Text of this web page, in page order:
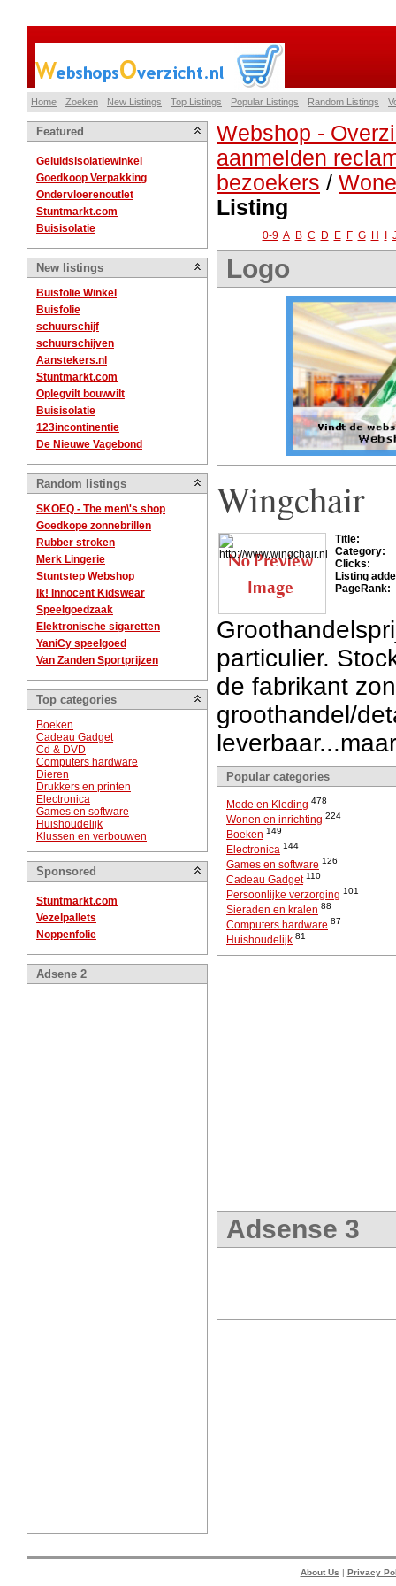
Home Zoeken New Listings Top Listings Popular Listings Random Listings
Featured
Geluidsisolatiewinkel
Goedkoop Verpakking
Ondervloerenoutlet
Stuntmarkt.com
Buisisolatie
New listings
Buisfolie Winkel
Buisfolie
schuurschijf
schuurschijven
Aanstekers.nl
Stuntmarkt.com
Oplegvilt bouwvilt
Buisisolatie
123incontinentie
De Nieuwe Vagebond
Random listings
SKOEQ - The men\'s shop
Goedkope zonnebrillen
Rubber stroken
Merk Lingerie
Stuntstep Webshop
Ik! Innocent Kidswear
Speelgoedzaak
Elektronische sigaretten
YaniCy speelgoed
Van Zanden Sportprijzen
Top categories
Boeken
Cadeau Gadget
Cd & DVD
Computers hardware
Dieren
Drukkers en printen
Electronica
Games en software
Huishoudelijk
Klussen en verbouwen
Sponsored
Stuntmarkt.com
Vezelpallets
Noppenfolie
Adsene 2
Webshop -
aanmelden
bezoekers /
Listing
0-9 A B C D E F G H
Logo
Wingchair
Title:
Category:
Clicks:
Listing
PageRank:
particulier.
de fabrikant
groothandel/
Popular categories
Mode en Kleding 478
Wonen en inrichting 224
Boeken 149
Electronica 144
Games en software 126
Cadeau Gadget 110
Persoonlijke verzorging 101
Sieraden en kralen 88
Computers hardware 87
Huishoudelijk 81
Adsense 3
About Us | Privacy